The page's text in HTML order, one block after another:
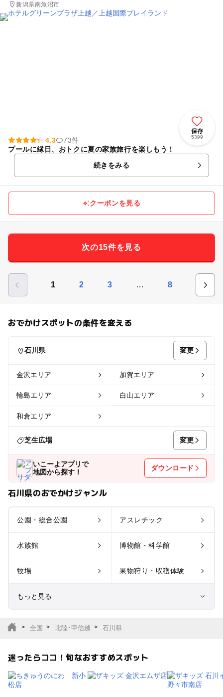
新潟県南魚沼市
保存
5399
4.3
73件
プールに縁日、おトクに夏の家族旅行を楽しもう！
続きをみる
クーポンを見る
次の15件を見る
1 2 3 … 8
おでかけスポットの条件を変える
石川県 変更
金沢エリア 加賀エリア
輪島エリア 白山エリア
和倉エリア
芝生広場 変更
いこーよアプリで
地図から探す！
ダウンロード
石川県のおでかけジャンル
公園・総合公園 アスレチック
水族館 博物館・科学館
牧場 果物狩り・収穫体験
もっと見る
サファリパーク
植物園・フラワーパー
ク
全国 北陸･甲信越 石川県
迷ったらココ！旬なおすすめスポット